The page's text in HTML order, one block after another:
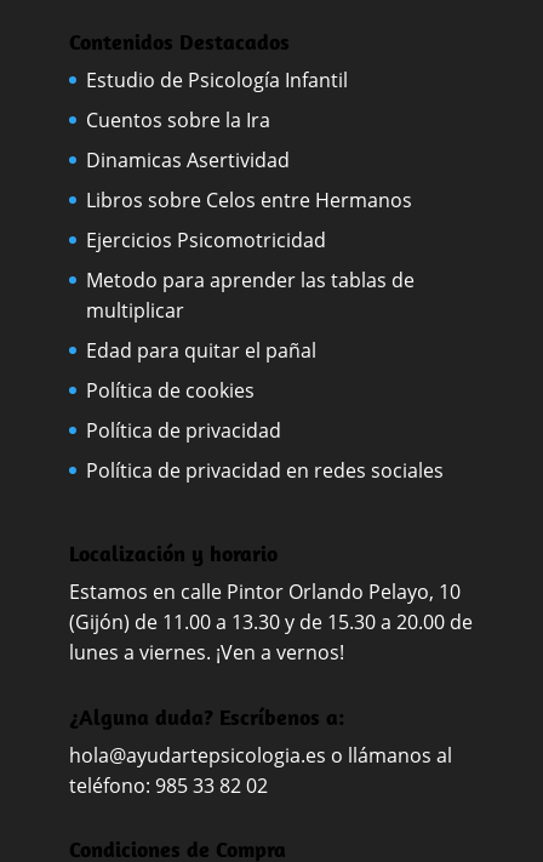
Contenidos Destacados
Estudio de Psicología Infantil
Cuentos sobre la Ira
Dinamicas Asertividad
Libros sobre Celos entre Hermanos
Ejercicios Psicomotricidad
Metodo para aprender las tablas de
multiplicar
Edad para quitar el pañal
Política de cookies
Política de privacidad
Política de privacidad en redes sociales
Localización y horario
Estamos en calle Pintor Orlando Pelayo, 10
(Gijón) de 11.00 a 13.30 y de 15.30 a 20.00 de
lunes a viernes. ¡Ven a vernos!
¿Alguna duda? Escríbenos a:
hola@ayudartepsicologia.es o llámanos al
teléfono: 985 33 82 02
Condiciones de Compra